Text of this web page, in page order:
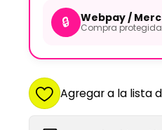
🔒 Webpay /
Compra
Agregar a la lista